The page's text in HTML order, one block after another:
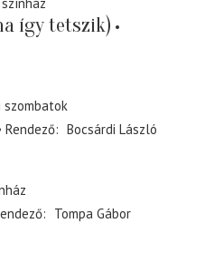
így tetszik)
szombatok
Rendező
Bocsárdi László
Tompa Gábor